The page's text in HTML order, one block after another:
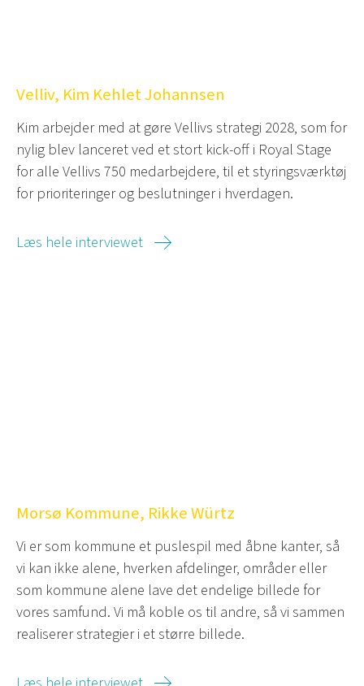
Velliv, Kim Kehlet Johannsen
Kim arbejder med at gøre Vellivs strategi 2028, som for
nylig blev lanceret ved et stort kick-off i Royal Stage
for alle Vellivs 750 medarbejdere, til et styringsværktøj
for prioriteringer og beslutninger i hverdagen.
Læs hele interviewet
Morsø Kommune, Rikke Würtz
Vi er som kommune et puslespil med åbne kanter, så
vi kan ikke alene, hverken afdelinger, områder eller
som kommune alene lave det endelige billede for
vores samfund. Vi må koble os til andre, så vi sammen
realiserer strategier i et større billede.